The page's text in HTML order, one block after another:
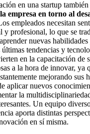
en una startup
empresa en torno al
empleados necesitan
y profesional, lo que se
nuevas habilidades
tendencias y
en la capacitación de
a la hora de innovar, ya
mejorando sus
aplicar nuevos
la
Un equipo
aporta distintas
en sí misma.